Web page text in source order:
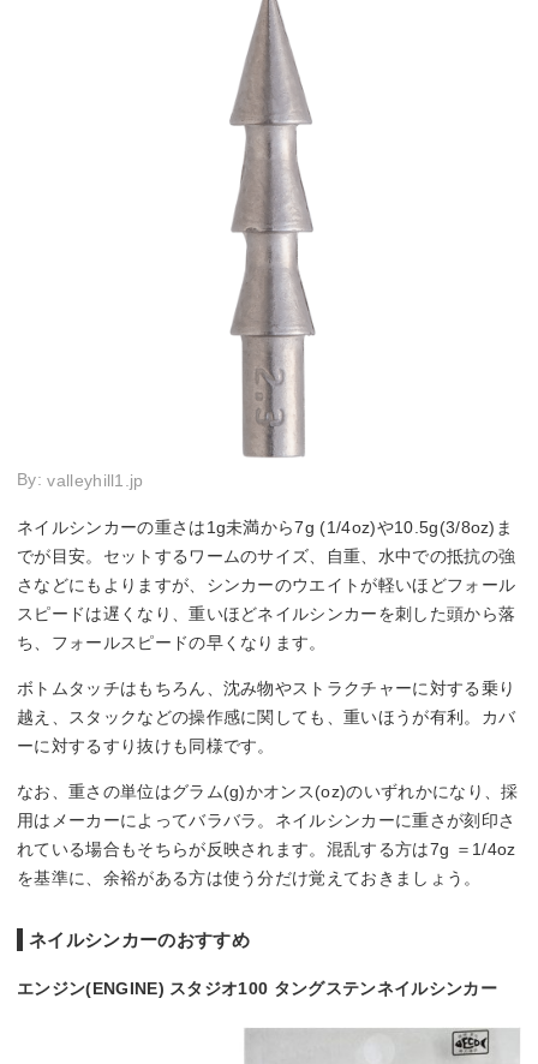
By:valleyhill1.jp
ネイルシンカーの重さは1g未満から7g (1/4oz)や10.5g(3/8oz)ま
でが目安。セットするワームのサイズ、自重、水中での抵抗の強
さなどにもよりますが、シンカーのウエイトが軽いほどフォール
スピードは遅くなり、重いほどネイルシンカーを刺した頭から落
ち、フォールスピードの早くなります。
ボトムタッチはもちろん、沈み物やストラクチャーに対する乗り
越え、スタックなどの操作感に関しても、重いほうが有利。カバ
ーに対するすり抜けも同様です。
なお、重さの単位はグラム(g)かオンス(oz)のいずれかになり、採
用はメーカーによってバラバラ。ネイルシンカーに重さが刻印さ
れている場合もそちらが反映されます。混乱する方は7g ＝1/4oz
を基準に、余裕がある方は使う分だけ覚えておきましょう。
ネイルシンカーのおすすめ
エンジン(ENGINE) スタジオ100 タングステンネイルシンカー